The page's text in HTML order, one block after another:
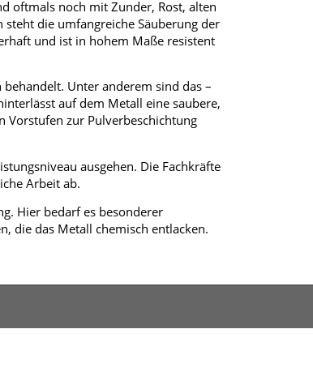
oftmals noch mit Zunder, Rost, alten
die umfangreiche Säuberung der
und ist in hohem Maße resistent
Unter anderem sind das –
auf dem Metall eine saubere,
Vorstufen zur Pulverbeschichtung
ausgehen. Die Fachkräfte
Arbeit ab.
Hier bedarf es besonderer
die das Metall chemisch entlacken.